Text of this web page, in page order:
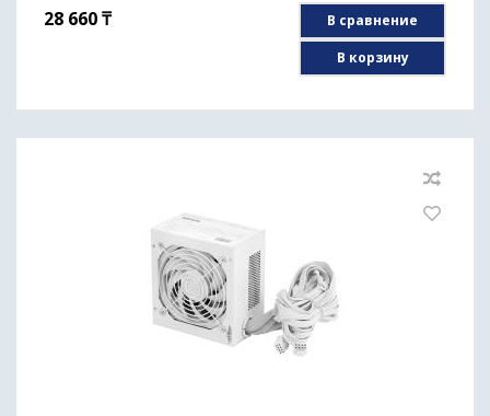
28 660₸
В сравнение
В корзину